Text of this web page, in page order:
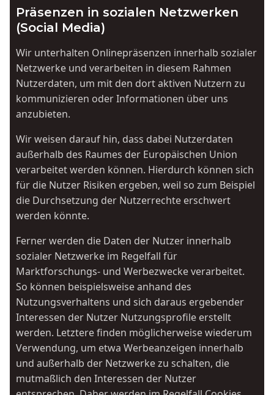
Präsenzen in sozialen Netzwerken
(Social Media)
Wir unterhalten Onlinepräsenzen innerhalb sozialer
Netzwerke und verarbeiten in diesem Rahmen
Nutzerdaten, um mit den dort aktiven Nutzern zu
kommunizieren oder Informationen über uns
anzubieten.
Wir weisen darauf hin, dass dabei Nutzerdaten
außerhalb des Raumes der Europäischen Union
verarbeitet werden können. Hierdurch können sich
für die Nutzer Risiken ergeben, weil so zum Beispiel
die Durchsetzung der Nutzerrechte erschwert
werden könnte.
Ferner werden die Daten der Nutzer innerhalb
sozialer Netzwerke im Regelfall für
Marktforschungs- und Werbezwecke verarbeitet.
So können beispielsweise anhand des
Nutzungsverhaltens und sich daraus ergebender
Interessen der Nutzer Nutzungsprofile erstellt
werden. Letztere finden möglicherweise wiederum
Verwendung, um etwa Werbeanzeigen innerhalb
und außerhalb der Netzwerke zu schalten, die
mutmaßlich den Interessen der Nutzer